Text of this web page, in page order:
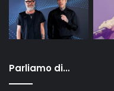
Parliamo di…